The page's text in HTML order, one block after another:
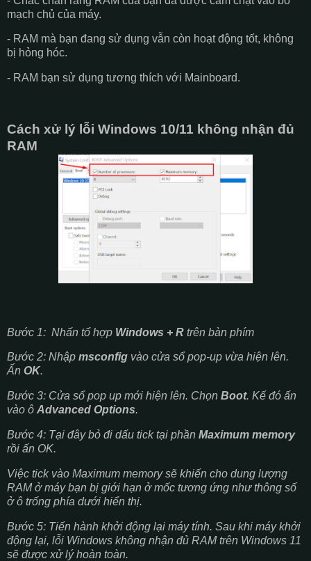
mạch chủ của máy.
- RAM mà bạn đang sử dụng vẫn còn hoạt động tốt, không
bị hỏng hóc.
- RAM bạn sử dụng tương thích với Mainboard.
Cách xử lý lỗi Windows 10/11 không nhận đủ
RAM
Bước 1: Nhấn tổ hợp Windows + R trên bàn phím
Bước 2: Nhập msconfig vào cửa sổ pop-up vừa hiện lên.
Ấn OK.
Bước 3: Cửa sổ pop up mới hiện lên. Chọn Boot. Kế đó ấn
vào ô Advanced Options.
Bước 4: Tại đây bỏ đi dấu tick tại phần Maximum memory
rồi ấn OK.
Việc tick vào Maximum memory sẽ khiến cho dung lượng
RAM ở máy bạn bị giới hạn ở mốc tương ứng như thông số
ở ô trống phía dưới hiển thị.
Bước 5: Tiến hành khởi động lại máy tính. Sau khi máy khởi
động lại, lỗi Windows không nhận đủ RAM trên Windows 11
sẽ được xử lý hoàn toàn.